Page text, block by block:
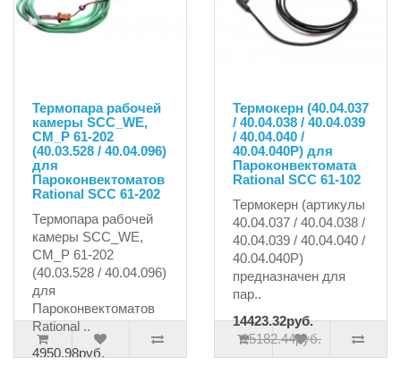
Термопара рабочей
камеры SCC_WE,
CM_P 61-202
(40.03.528 / 40.04.096)
для
Пароконвектоматов
Rational SCC 61-202
Термопара рабочей
камеры SCC_WE,
CM_P 61-202
(40.03.528 / 40.04.096)
для
Пароконвектоматов
Rational ..
4950.98руб.
Термокерн (40.04.037
/ 40.04.038 / 40.04.039
/ 40.04.040 /
40.04.040P) для
Пароконвектомата
Rational SCC 61-102
Термокерн (артикулы
40.04.037 / 40.04.038 /
40.04.039 / 40.04.040 /
40.04.040P)
предназначен для
пар..
14423.32руб.
15182.44руб.